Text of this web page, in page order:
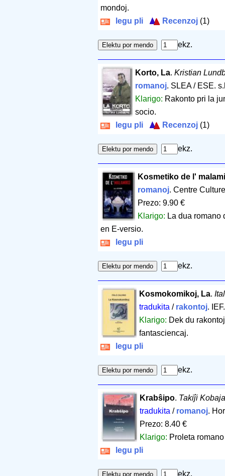
mondoj.
legu pli
Recenzoj (1)
ekz.
Korto, La. Kristian
romanoj. SLEA / ESE.
Klarigo: Rakonto pri la
socio.
legu pli
Recenzoj (1)
ekz.
Kosmetiko de l'
romanoj. Centre
Prezo: 9.90 €
Klarigo: La dua romano
en E-versio.
legu pli
ekz.
Kosmokomikoj, La.
tradukita / rakontoj.
Klarigo: Dek du
fantasciencaj.
legu pli
ekz.
Krabŝipo. Takiĵi
tradukita / romanoj.
Prezo: 8.40 €
Klarigo: Proleta
legu pli
ekz.